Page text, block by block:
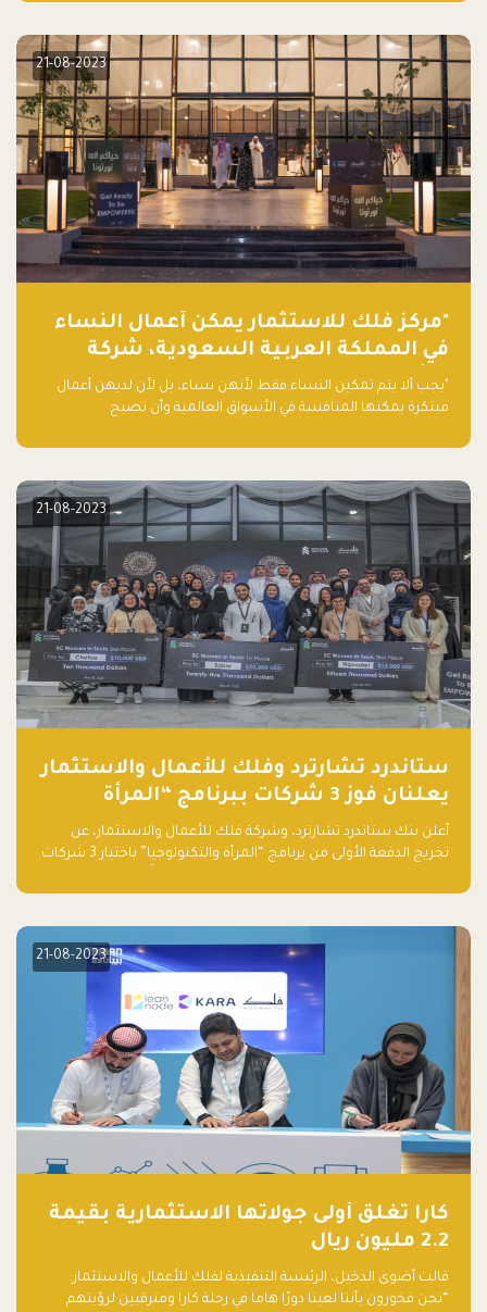
أساسه ذلك العمل.
21-08-2023
"مركز فلك للاستثمار يمكّن أعمال النساء
في المملكة العربية السعودية، شركة
ناشئة تلو الأخرى."
"يجب ألا يتم تمكين النساء فقط لأنهن نساء، بل لأن لديهن أعمال
مبتكرة يمكنها المنافسة في الأسواق العالمية وأن تصبح
21-08-2023
ستاندرد تشارترد وفلك للأعمال والاستثمار
يعلنان فوز 3 شركات ببرنامج “المرأة
والتكنولوجيا”
أعلن بنك ستاندرد تشارترد، وشركة فلك للأعمال والاستثمار، عن
تخريج الدفعة الأولى من برنامج “المرأة والتكنولوجيا” باختيار 3 شركات
الأعمال، اللواتي خضعن لبرنامج حاضنة مدته 8 أسابيع، أفكاراً مبتكرة
21-08-2023
كارا تغلق أولى جولاتها الاستثمارية بقيمة
2.2 مليون ريال
قالت أضوى الدخيل، الرئيسة التنفيذية لفلك للأعمال والاستثمار:
“نحن فخورون بأننا لعبنا دورًا هاما في رحلة كارا ومترقبين لرؤيتهم